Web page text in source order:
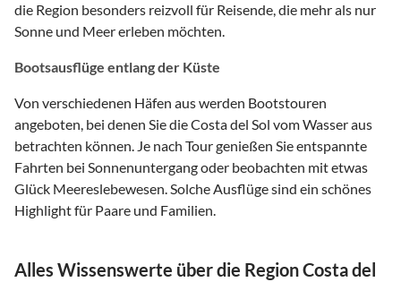
die Region besonders reizvoll für Reisende, die mehr als nur
Sonne und Meer erleben möchten.
Bootsausflüge entlang der Küste
Von verschiedenen Häfen aus werden Bootstouren
angeboten, bei denen Sie die Costa del Sol vom Wasser aus
betrachten können. Je nach Tour genießen Sie entspannte
Fahrten bei Sonnenuntergang oder beobachten mit etwas
Glück Meereslebewesen. Solche Ausflüge sind ein schönes
Highlight für Paare und Familien.
Alles Wissenswerte über die Region Costa del